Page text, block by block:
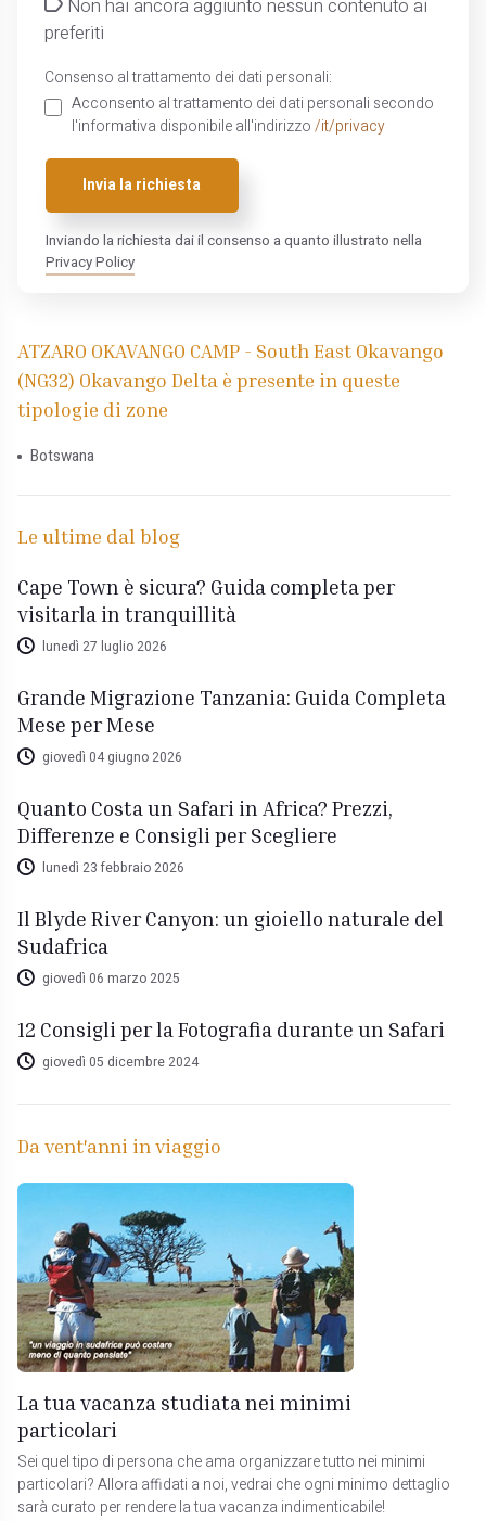
Non hai ancora aggiunto nessun contenuto ai
preferiti
Consenso al trattamento dei dati personali:
Acconsento al trattamento dei dati personali secondo
l'informativa disponibile all'indirizzo /it/privacy
Invia la richiesta
Inviando la richiesta dai il consenso a quanto illustrato nella
Privacy Policy
ATZARO OKAVANGO CAMP - South East Okavango
(NG32) Okavango Delta è presente in queste
tipologie di zone
Botswana
Le ultime dal blog
Cape Town è sicura? Guida completa per
visitarla in tranquillità
lunedì 27 luglio 2026
Grande Migrazione Tanzania: Guida Completa
Mese per Mese
giovedì 04 giugno 2026
Quanto Costa un Safari in Africa? Prezzi,
Differenze e Consigli per Scegliere
lunedì 23 febbraio 2026
Il Blyde River Canyon: un gioiello naturale del
Sudafrica
giovedì 06 marzo 2025
12 Consigli per la Fotografia durante un Safari
giovedì 05 dicembre 2024
Da vent'anni in viaggio
La tua vacanza studiata nei minimi
particolari
Sei quel tipo di persona che ama organizzare tutto nei minimi
particolari? Allora affidati a noi, vedrai che ogni minimo dettaglio
sarà curato per rendere la tua vacanza indimenticabile!